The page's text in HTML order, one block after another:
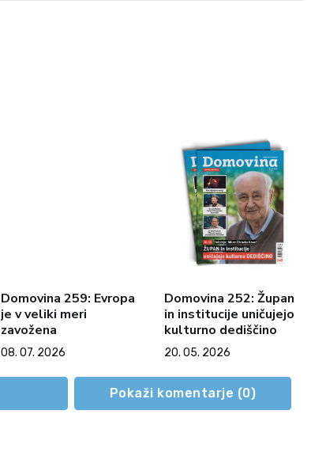
Domovina 259: Evropa
je v veliki meri
zavožena
08. 07. 2026
Domovina 252: Župan
in institucije uničujejo
kulturno dediščino
20. 05. 2026
Pokaži komentarje (0)